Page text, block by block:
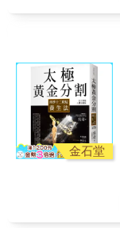
金石堂